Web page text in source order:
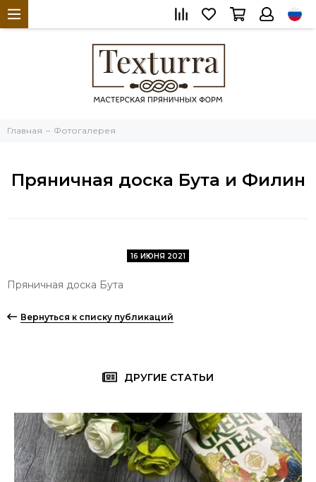
Главная Фотогалерея
Пряничная доска Бута и Филин
16 ИЮНЯ 2021
Пряничная доска Бута
Вернуться к списку публикаций
ДРУГИЕ СТАТЬИ